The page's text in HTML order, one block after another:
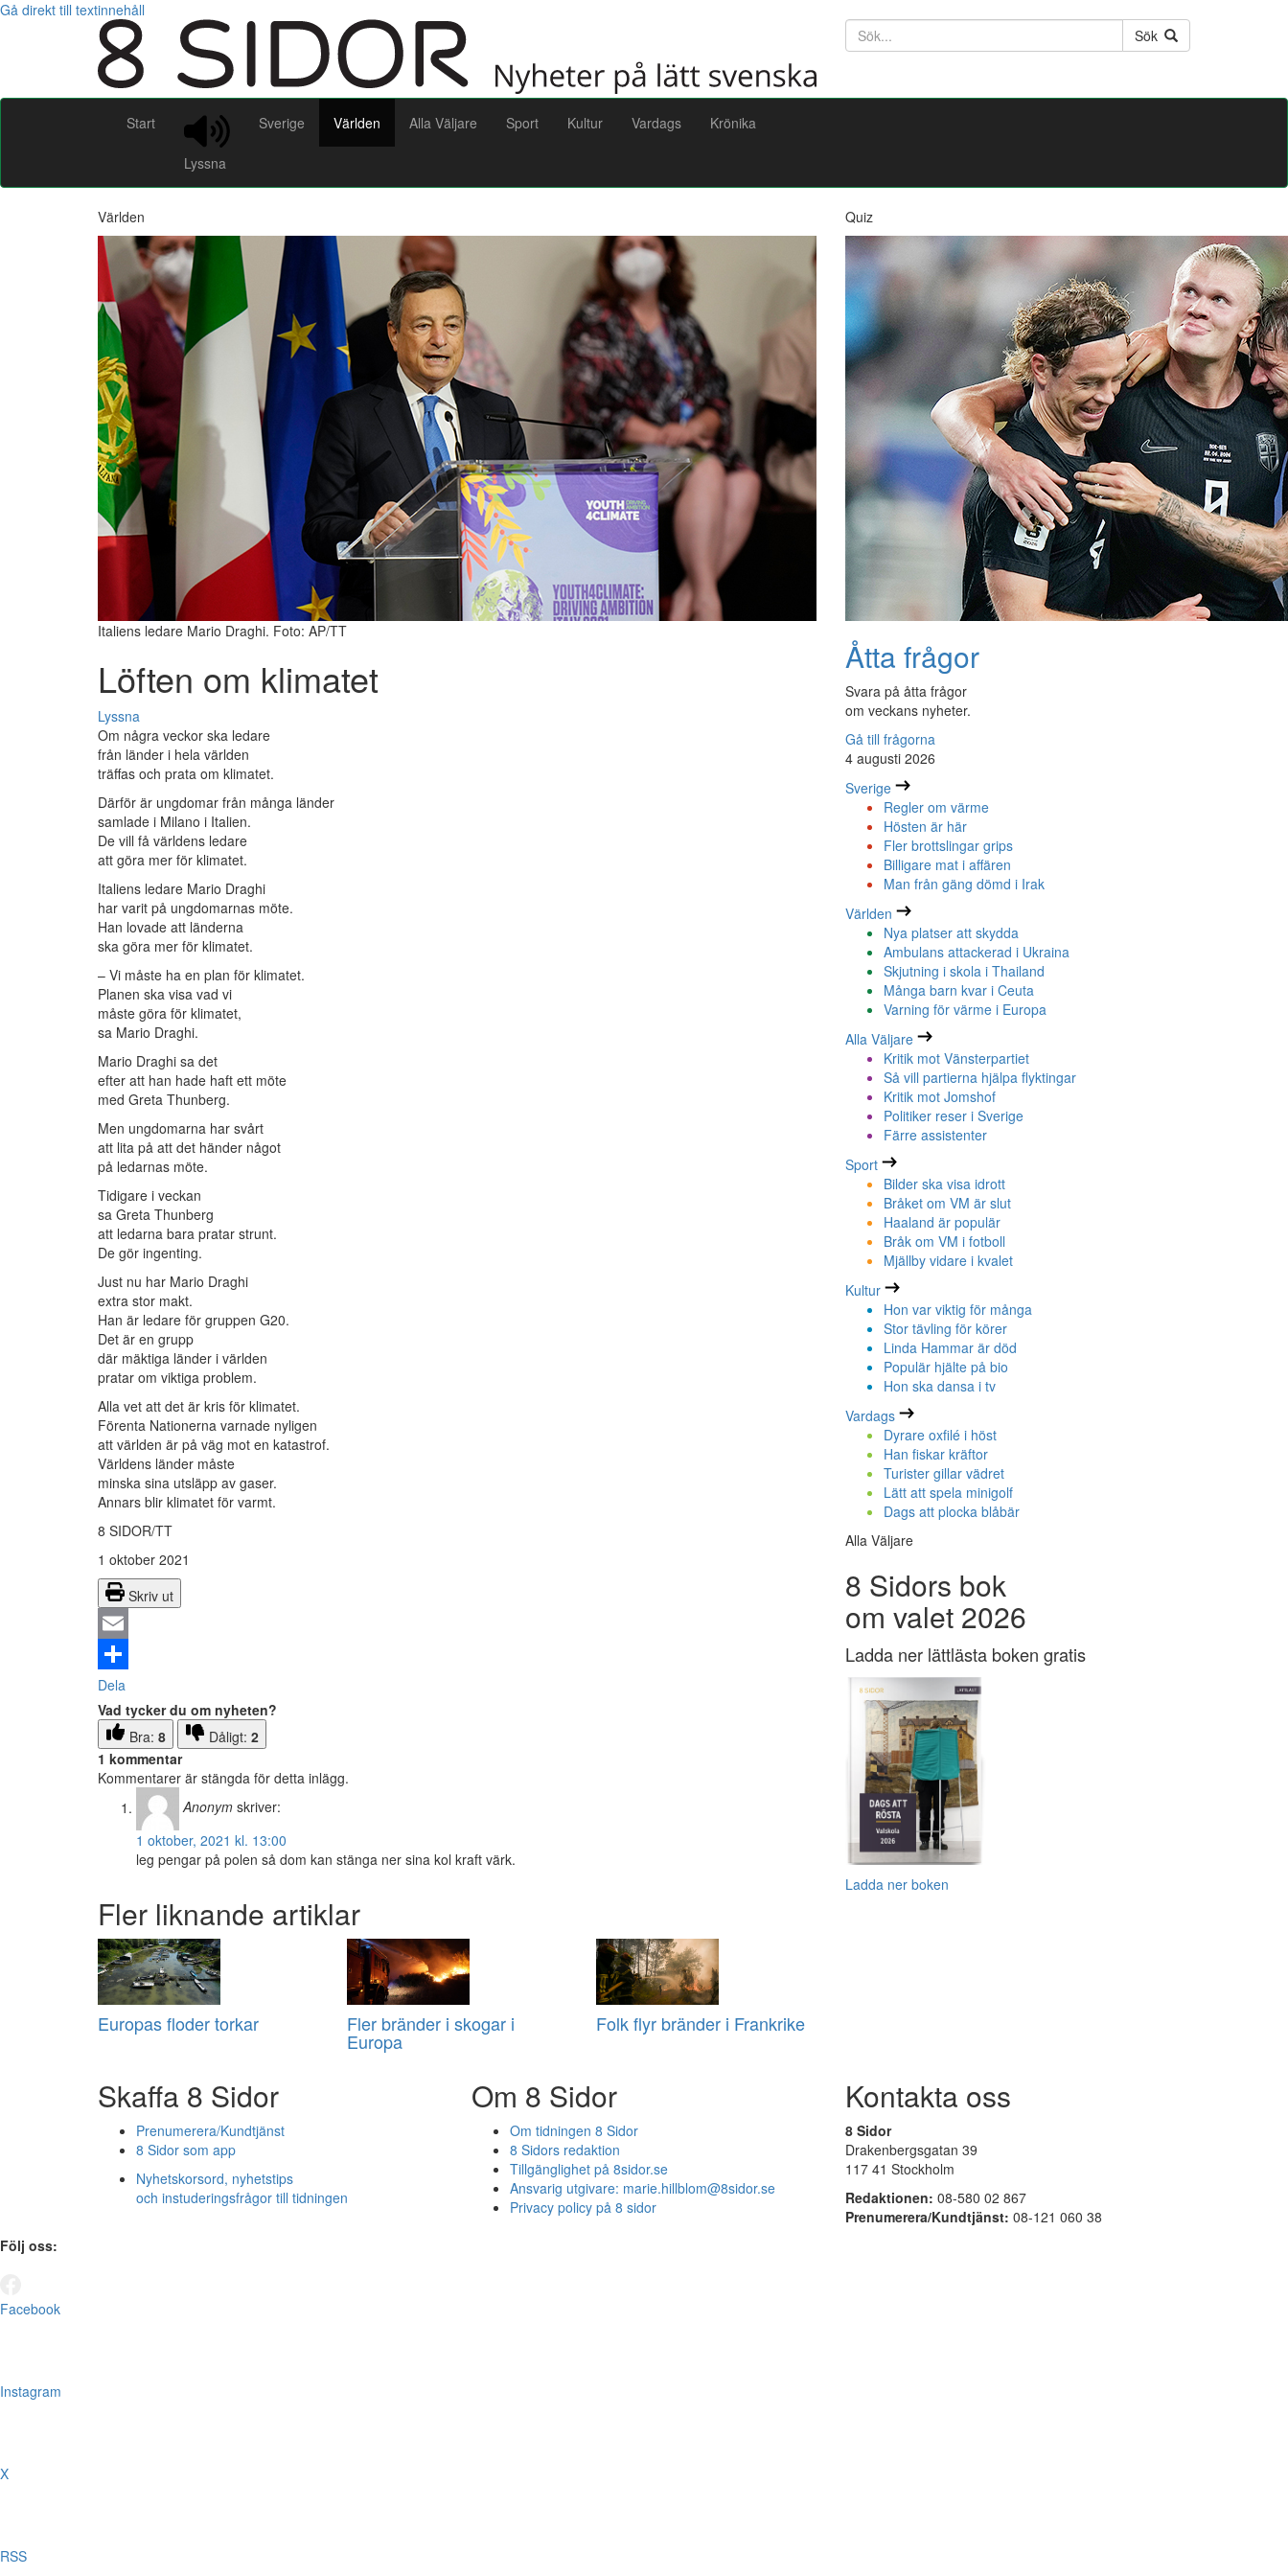
Gå direkt till textinnehåll
Söktext
Sök
Start
Lyssna
Sverige Världen Alla Väljare Sport Kultur Vardags Krönika
Världen
Italiens ledare Mario Draghi. Foto: AP/TT
Löften om klimatet
Lyssna
Om några veckor ska ledare
från länder i hela världen
träffas och prata om klimatet.
Därför är ungdomar från många länder
samlade i Milano i Italien.
De vill få världens ledare
att göra mer för klimatet.
Italiens ledare Mario Draghi
har varit på ungdomarnas möte.
Han lovade att länderna
ska göra mer för klimatet.
– Vi måste ha en plan för klimatet.
Planen ska visa vad vi
måste göra för klimatet,
sa Mario Draghi.
Mario Draghi sa det
efter att han hade haft ett möte
med Greta Thunberg.
Men ungdomarna har svårt
att lita på att det händer något
på ledarnas möte.
Tidigare i veckan
sa Greta Thunberg
att ledarna bara pratar strunt.
De gör ingenting.
Just nu har Mario Draghi
extra stor makt.
Han är ledare för gruppen G20.
Det är en grupp
där mäktiga länder i världen
pratar om viktiga problem.
Alla vet att det är kris för klimatet.
Förenta Nationerna varnade nyligen
att världen är på väg mot en katastrof.
Världens länder måste
minska sina utsläpp av gaser.
Annars blir klimatet för varmt.
8 SIDOR/TT
1 oktober 2021
Skriv ut
Email
Dela
Vad tycker du om nyheten?
Bra: 8 Dåligt: 2
1 kommentar
Kommentarer är stängda för detta inlägg.
Anonym skriver:
1 oktober, 2021 kl. 13:00
leg pengar på polen så dom kan stänga ner sina kol kraft värk.
Fler liknande artiklar
Europas floder torkar Fler bränder i skogar i
Europa
Folk flyr bränder i Frankrike
Quiz
Åtta frågor
Svara på åtta frågor
om veckans nyheter.
Gå till frågorna
4 augusti 2026
Sverige
Regler om värme
Hösten är här
Fler brottslingar grips
Billigare mat i affären
Man från gäng dömd i Irak
Världen
Nya platser att skydda
Ambulans attackerad i Ukraina
Skjutning i skola i Thailand
Många barn kvar i Ceuta
Varning för värme i Europa
Alla Väljare
Kritik mot Vänsterpartiet
Så vill partierna hjälpa flyktingar
Kritik mot Jomshof
Politiker reser i Sverige
Färre assistenter
Sport
Bilder ska visa idrott
Bråket om VM är slut
Haaland är populär
Bråk om VM i fotboll
Mjällby vidare i kvalet
Kultur
Hon var viktig för många
Stor tävling för körer
Linda Hammar är död
Populär hjälte på bio
Hon ska dansa i tv
Vardags
Dyrare oxfilé i höst
Han fiskar kräftor
Turister gillar vädret
Lätt att spela minigolf
Dags att plocka blåbär
Alla Väljare
8 Sidors bok
om valet 2026
Ladda ner lättlästa boken gratis
Ladda ner boken
Skaffa 8 Sidor
Prenumerera/Kundtjänst
8 Sidor som app
Nyhetskorsord, nyhetstips
och instuderingsfrågor till tidningen
Om 8 Sidor
Om tidningen 8 Sidor
8 Sidors redaktion
Tillgänglighet på 8sidor.se
Ansvarig utgivare: marie.hillblom@8sidor.se
Privacy policy på 8 sidor
Kontakta oss
8 Sidor
Drakenbergsgatan 39
117 41 Stockholm
Redaktionen: 08-580 02 867
Prenumerera/Kundtjänst: 08-121 060 38
Följ oss:
Facebook
Instagram
X
RSS